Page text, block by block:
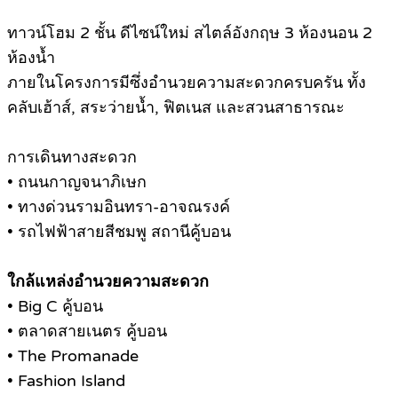
ทาวน์โฮม 2 ชั้น ดีไซน์ใหม่ สไตล์อังกฤษ 3 ห้องนอน 2
ห้องน้ำ
ภายในโครงการมีซึ่งอำนวยความสะดวกครบครัน ทั้ง
คลับเฮ้าส์, สระว่ายน้ำ, ฟิตเนส และสวนสาธารณะ
การเดินทางสะดวก
• ถนนกาญจนาภิเษก
• ทางด่วนรามอินทรา-อาจณรงค์
• รถไฟฟ้าสายสีชมพู สถานีคู้บอน
ใกล้แหล่งอำนวยความสะดวก
• Big C คู้บอน
• ตลาดสายเนตร คู้บอน
• The Promanade
• Fashion Island